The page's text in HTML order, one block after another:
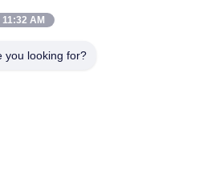
11:32 AM
you looking for?